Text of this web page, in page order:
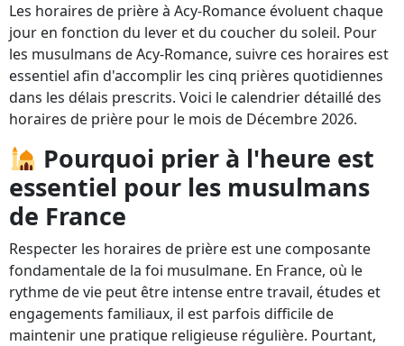
Les horaires de prière à Acy-Romance évoluent chaque
jour en fonction du lever et du coucher du soleil. Pour
les musulmans de Acy-Romance, suivre ces horaires est
essentiel afin d'accomplir les cinq prières quotidiennes
dans les délais prescrits. Voici le calendrier détaillé des
horaires de prière pour le mois de Décembre 2026.
Pourquoi prier à l'heure est
essentiel pour les musulmans
de France
Respecter les horaires de prière est une composante
fondamentale de la foi musulmane. En France, où le
rythme de vie peut être intense entre travail, études et
engagements familiaux, il est parfois difficile de
maintenir une pratique religieuse régulière. Pourtant,